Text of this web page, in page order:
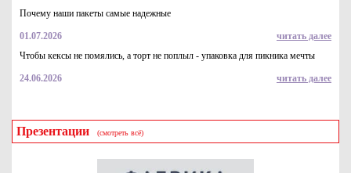
Почему наши пакеты самые надежные
01.07.2026
читать далее
Чтобы кексы не помялись, а торт не поплыл - упаковка для пикника мечты
24.06.2026 читать далее
Презентации (смотреть всё)